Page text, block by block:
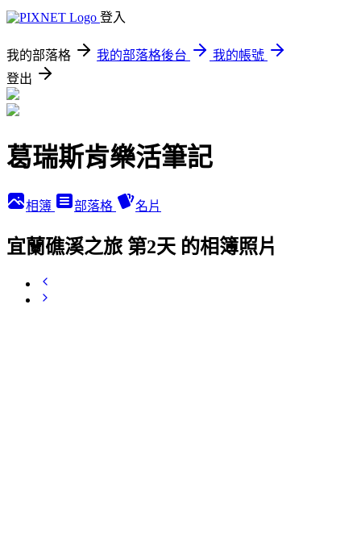
登入
我的部落格 我的部落格後台
我的帳號
登出
葛瑞斯肯樂活筆記
相簿 部落格 名片
宜蘭礁溪之旅 第2天 的相簿照片